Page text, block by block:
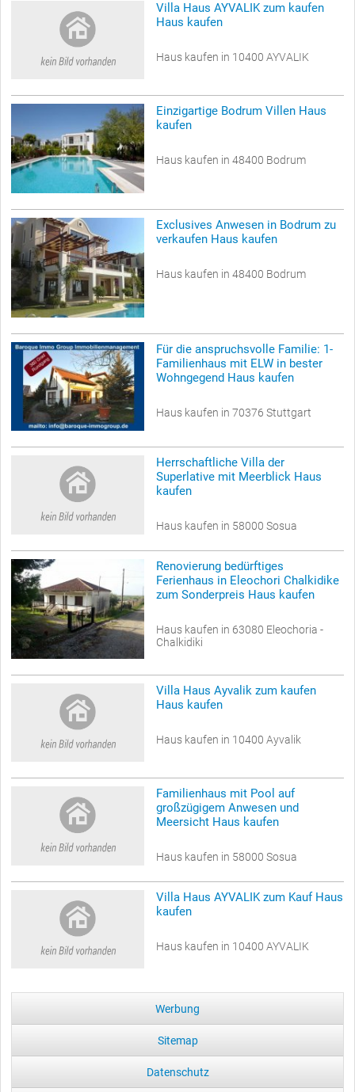
Villa Haus AYVALIK zum kaufen
Haus kaufen
Haus kaufen in 10400 AYVALIK
Einzigartige Bodrum Villen Haus
kaufen
Haus kaufen in 48400 Bodrum
Exclusives Anwesen in Bodrum zu
verkaufen Haus kaufen
Haus kaufen in 48400 Bodrum
Für die anspruchsvolle Familie: 1-
Familienhaus mit ELW in bester
Wohngegend Haus kaufen
Haus kaufen in 70376 Stuttgart
Herrschaftliche Villa der
Superlative mit Meerblick Haus
kaufen
Haus kaufen in 58000 Sosua
Renovierung bedürftiges
Ferienhaus in Eleochori Chalkidike
zum Sonderpreis Haus kaufen
Haus kaufen in 63080 Eleochoria -
Chalkidiki
Villa Haus Ayvalik zum kaufen
Haus kaufen
Haus kaufen in 10400 Ayvalik
Familienhaus mit Pool auf
großzügigem Anwesen und
Meersicht Haus kaufen
Haus kaufen in 58000 Sosua
Villa Haus AYVALIK zum Kauf Haus
kaufen
Haus kaufen in 10400 AYVALIK
Werbung
Sitemap
Datenschutz